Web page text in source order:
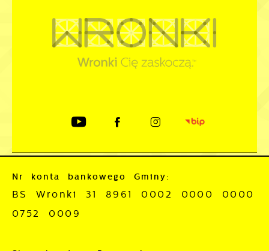
Nr konta bankowego Gminy:
BS Wronki 31 8961 0002 0000 0000
0752 0009